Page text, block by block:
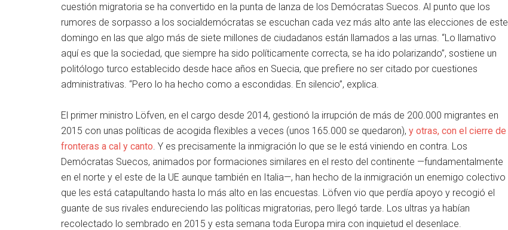
cuestión migratoria se ha convertido en la punta de lanza de los Demócratas Suecos. Al punto que los
rumores de sorpasso a los socialdemócratas se escuchan cada vez más alto ante las elecciones de este
domingo en las que algo más de siete millones de ciudadanos están llamados a las urnas. “Lo llamativo
aquí es que la sociedad, que siempre ha sido políticamente correcta, se ha ido polarizando”, sostiene un
politólogo turco establecido desde hace años en Suecia, que prefiere no ser citado por cuestiones
administrativas. “Pero lo ha hecho como a escondidas. En silencio”, explica.
El primer ministro Löfven, en el cargo desde 2014, gestionó la irrupción de más de 200.000 migrantes en
2015 con unas políticas de acogida flexibles a veces (unos 165.000 se quedaron), y otras, con el cierre de
fronteras a cal y canto . Y es precisamente la inmigración lo que se le está viniendo en contra. Los
Demócratas Suecos, animados por formaciones similares en el resto del continente —fundamentalmente
en el norte y el este de la UE aunque también en Italia—, han hecho de la inmigración un enemigo colectivo
que les está catapultando hasta lo más alto en las encuestas. Löfven vio que perdía apoyo y recogió el
guante de sus rivales endureciendo las políticas migratorias, pero llegó tarde. Los ultras ya habían
recolectado lo sembrado en 2015 y esta semana toda Europa mira con inquietud el desenlace.